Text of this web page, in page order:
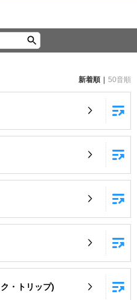
ンキングなど
歌い放題！
新着順
50音順
・トリップ)